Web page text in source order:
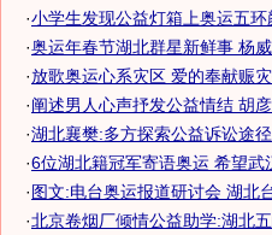
·小学生发现公益灯箱上奥运五环
·奥运年春节湖北群星新鲜事 杨
·放歌奥运心系灾区 爱的奉献赈
·阐述男人心声抒发公益情结 胡
·湖北襄樊:多方探索公益诉讼途径
·6位湖北籍冠军寄语奥运 希望武
·图文:电台奥运报道研讨会 湖北
·北京卷烟厂倾情公益助学:湖北五